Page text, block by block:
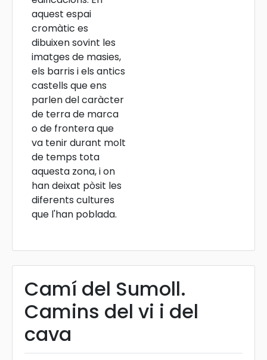
aquest espai
cromàtic es
dibuixen sovint les
imatges de masies,
els barris i els antics
castells que ens
parlen del caràcter
de terra de marca
o de frontera que
va tenir durant molt
de temps tota
aquesta zona, i on
han deixat pòsit les
diferents cultures
que l'han poblada.
Camí del Sumoll.
Camins del vi i del
cava